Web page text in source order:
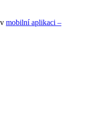
mobilní aplikaci –